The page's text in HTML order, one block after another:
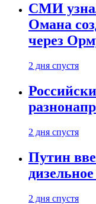
СМИ
Омана
через
2 дня спустя
2 дня спустя
Путин
2 дня спустя